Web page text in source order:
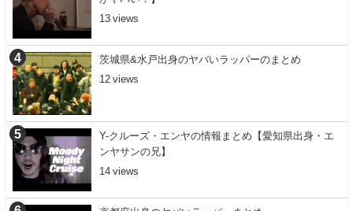
13
茨城県&水戸出身のヤバいラッパーのまとめ
12
Y-クルーズ・エンヤの情報まとめ【愛知県出身・エ
ンヤサンの兄】
14